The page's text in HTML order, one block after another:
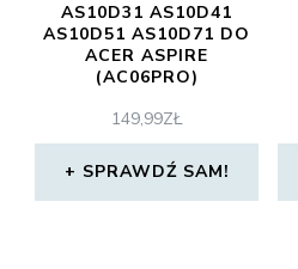
AS10D31 AS10D41
AS10D51 AS10D71 DO
ACER ASPIRE
(AC06PRO)
149,99ZŁ
SPRAWDŹ SAM!